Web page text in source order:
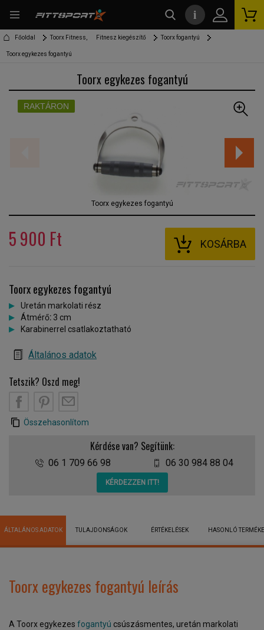
Főoldal Toorx Fitness, Fitnesz kiegészítő Toorx fogantyú
Toorx egykezes fogantyú
Toorx egykezes fogantyú
RAKTÁRON
Toorx egykezes fogantyú
5 900 Ft KOSÁRBA
Toorx egykezes fogantyú
Uretán markolati rész
Átmérő: 3 cm
Karabinerrel csatlakoztatható
Általános adatok
Tetszik? Oszd meg!
Összehasonlítom
Kérdése van? Segítünk:
06 1 709 66 98 06 30 984 88 04
KÉRDEZZEN ITT!
ÁLTALÁNOS ADATOK TULAJDONSÁGOK ÉRTÉKELÉSEK HASONLÓ
Toorx egykezes fogantyú leírás
A Toorx egykezes fogantyú csúszásmentes, uretán markolati
i
kereső